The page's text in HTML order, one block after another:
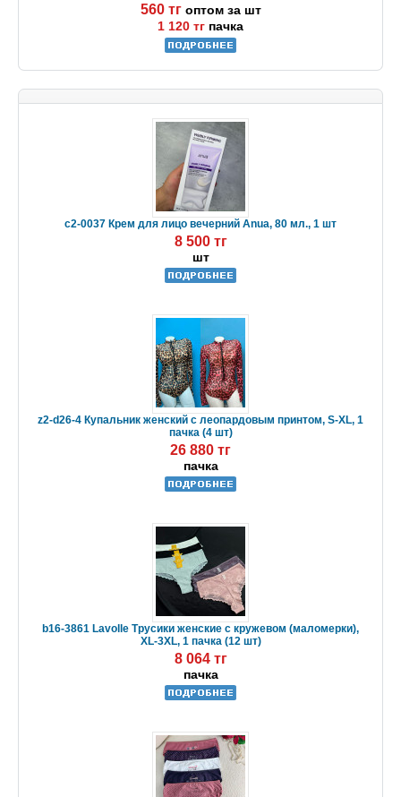
560 тг оптом за шт
1 120 тг пачка
c2-0037 Крем для лицо вечерний Anua, 80 мл., 1 шт
8 500 тг
шт
z2-d26-4 Купальник женский с леопардовым принтом, S-XL, 1
пачка (4 шт)
26 880 тг
пачка
b16-3861 Lavolle Трусики женские с кружевом (маломерки),
XL-3XL, 1 пачка (12 шт)
8 064 тг
пачка